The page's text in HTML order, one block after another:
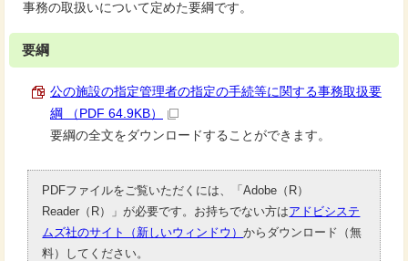
事務の取扱いについて定めた要綱です。
要綱
公の施設の指定管理者の指定の手続等に関する事務取扱要
綱 （PDF 64.9KB）
要綱の全文をダウンロードすることができます。
PDFファイルをご覧いただくには、「Adobe（R）
Reader（R）」が必要です。お持ちでない方はアドビシステ
ムズ社のサイト（新しいウィンドウ）からダウンロード（無
料）してください。